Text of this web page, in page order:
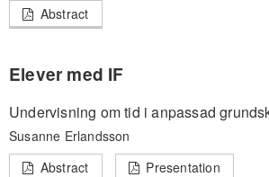
Abstract
Elever med IF
Undervisning om tid i anpassad
Susanne Erlandsson
Abstract
Presentation